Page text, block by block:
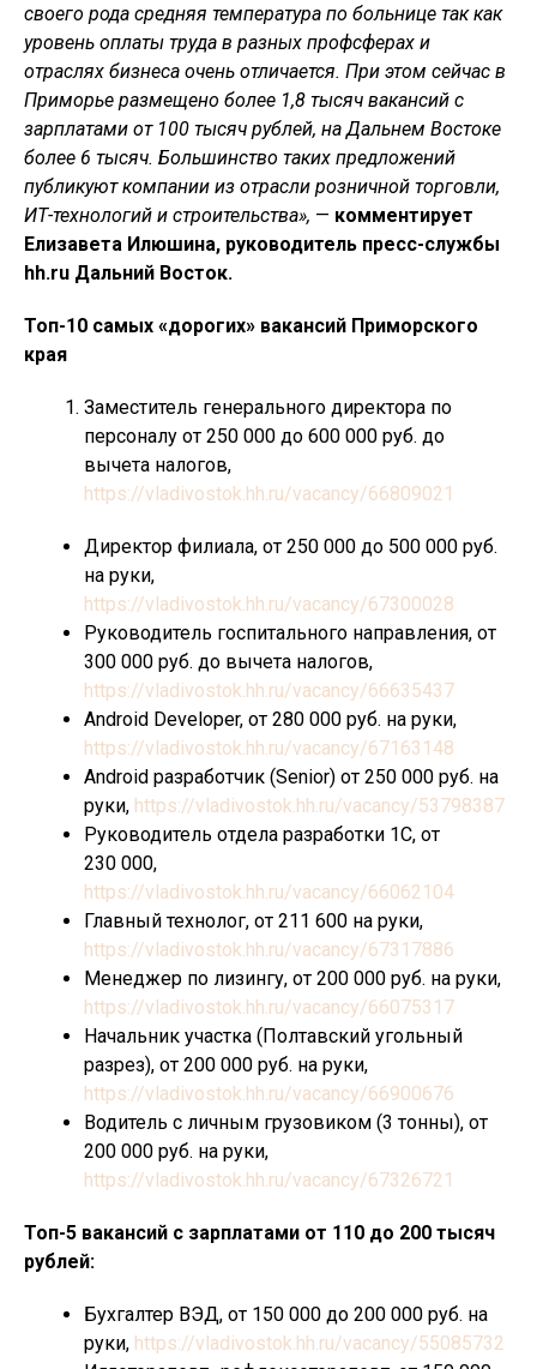
своего рода средняя температура по больнице так как
уровень оплаты труда в разных профсферах и
отраслях бизнеса очень отличается. При этом сейчас в
Приморье размещено более 1,8 тысяч вакансий с
зарплатами от 100 тысяч рублей, на Дальнем Востоке
более 6 тысяч. Большинство таких предложений
публикуют компании из отрасли розничной торговли,
ИТ-технологий и строительства», — комментирует
Елизавета Илюшина, руководитель пресс-службы
hh.ru Дальний Восток.
Топ-10 самых «дорогих» вакансий Приморского
края
Заместитель генерального директора по
персоналу от 250 000 до 600 000 руб. до
вычета налогов,
https://vladivostok.hh.ru/vacancy/66809021
Директор филиала, от 250 000 до 500 000 руб.
на руки,
https://vladivostok.hh.ru/vacancy/67300028
Руководитель госпитального направления, от
300 000 руб. до вычета налогов,
https://vladivostok.hh.ru/vacancy/66635437
Android Developer, от 280 000 руб. на руки,
https://vladivostok.hh.ru/vacancy/67163148
Android разработчик (Senior) от 250 000 руб. на
руки, https://vladivostok.hh.ru/vacancy/53798387
Руководитель отдела разработки 1С, от
230 000,
https://vladivostok.hh.ru/vacancy/66062104
Главный технолог, от 211 600 на руки,
https://vladivostok.hh.ru/vacancy/67317886
Менеджер по лизингу, от 200 000 руб. на руки,
https://vladivostok.hh.ru/vacancy/66075317
Начальник участка (Полтавский угольный
разрез), от 200 000 руб. на руки,
https://vladivostok.hh.ru/vacancy/66900676
Водитель с личным грузовиком (3 тонны), от
200 000 руб. на руки,
https://vladivostok.hh.ru/vacancy/67326721
Топ-5 вакансий с зарплатами от 110 до 200 тысяч
рублей:
Бухгалтер ВЭД, от 150 000 до 200 000 руб. на
руки, https://vladivostok.hh.ru/vacancy/55085732